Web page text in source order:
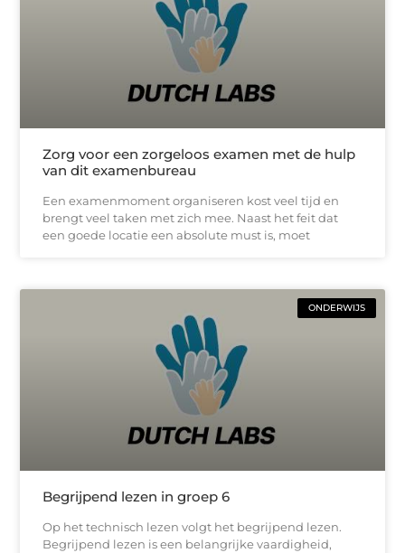
Zorg voor een zorgeloos examen met de hulp
van dit examenbureau
Een examenmoment organiseren kost veel tijd en
brengt veel taken met zich mee. Naast het feit dat
een goede locatie een absolute must is, moet
ONDERWIJS
Begrijpend lezen in groep 6
Op het technisch lezen volgt het begrijpend lezen.
Begrijpend lezen is een belangrijke vaardigheid,